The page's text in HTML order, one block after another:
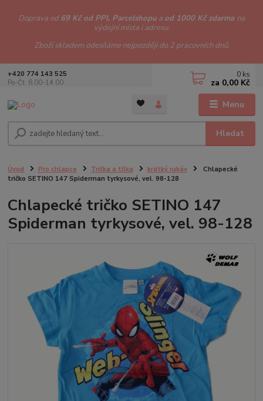
Doprava od69 Kč od PPL Parcelshopu a od 1000 Kč zdarma na
výdejní místa i adresu.
Zboží skladem odesíláme nejpozději do 2 pracovních dnů.
Menu
Hledat
+420 774 143 525
Po-Čt: 8.00-14.00
0 ks
za 0,00 Kč
Úvod Pro chlapce Trička a tílka krátký rukáv
Chlapecké
tričko SETINO 147 Spiderman tyrkysové, vel. 98-128
Chlapecké tričko SETINO 147
Spiderman tyrkysové, vel. 98-128